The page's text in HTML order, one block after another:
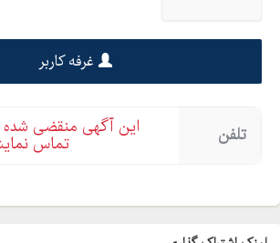
غرفه کاربر
تلفن این آگهی منقضی شده
تماس